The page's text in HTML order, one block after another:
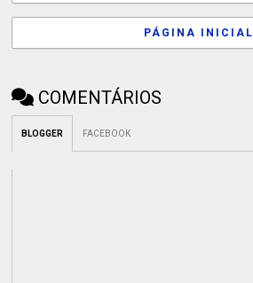
PÁGINA INICIAL
COMENTÁRIOS
BLOGGER FACEBOOK